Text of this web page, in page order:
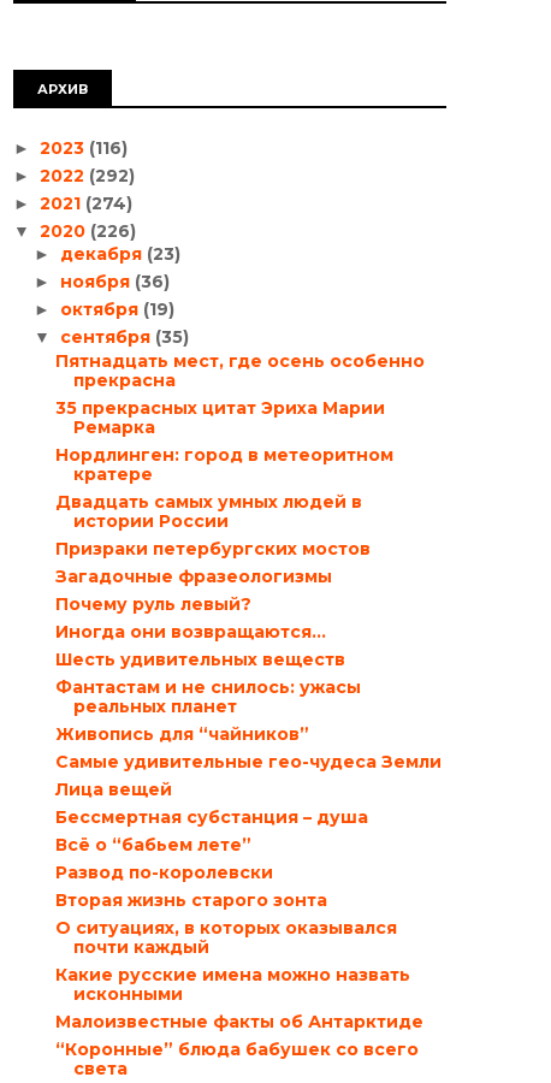
АРХИВ
► 2023 (116)
► 2022 (292)
► 2021 (274)
▼ 2020 (226)
► декабря (23)
► ноября (36)
► октября (19)
▼ сентября (35)
Пятнадцать мест, где осень особенно
прекрасна
35 прекрасных цитат Эриха Марии
Ремарка
Нордлинген: город в метеоритном
кратере
Двадцать самых умных людей в
истории России
Призраки петербургских мостов
Загадочные фразеологизмы
Почему руль левый?
Иногда они возвращаются…
Шесть удивительных веществ
Фантастам и не снилось: ужасы
реальных планет
Живопись для “чайников”
Самые удивительные гео-чудеса Земли
Лица вещей
Бессмертная субстанция – душа
Всё о “бабьем лете”
Развод по-королевски
Вторая жизнь старого зонта
О ситуациях, в которых оказывался
почти каждый
Какие русские имена можно назвать
исконными
Малоизвестные факты об Антарктиде
“Коронные” блюда бабушек со всего
света